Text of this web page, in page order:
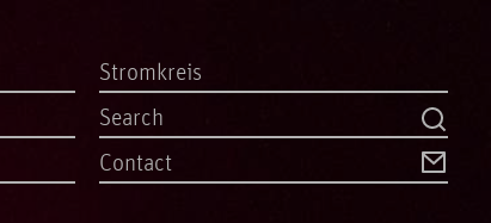
Stromkreis
Contact